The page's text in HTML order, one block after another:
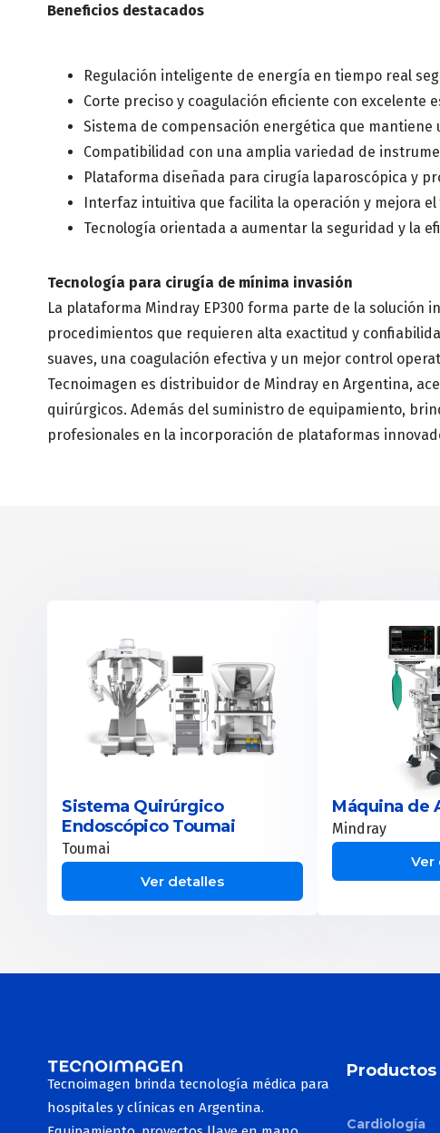
Beneficios destacados
Regulación inteligente de energía en tiempo real
Corte preciso y coagulación eficiente con excelente
Sistema de compensación energética que
Compatibilidad con una amplia variedad de
Plataforma diseñada para cirugía laparoscópica y
Interfaz intuitiva que facilita la operación y mejora
Tecnología orientada a aumentar la seguridad y la
Tecnología para cirugía de mínima invasión
La plataforma Mindray EP300 forma parte de la
procedimientos que requieren alta exactitud y
suaves, una coagulación efectiva y un mejor control
Tecnoimagen es distribuidor de Mindray en Argentina,
quirúrgicos. Además del suministro de equipamiento,
profesionales en la incorporación de plataformas
Sistema Quirúrgico
Endoscópico Toumai
Toumai
Ver detalles
Máquina de
Mindray
Ver
Tecnoimagen brinda tecnología médica para
hospitales y clínicas en Argentina.
Productos
Cardiología